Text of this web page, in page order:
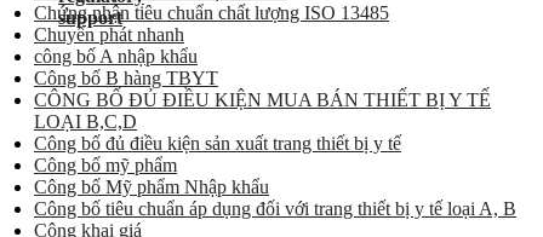
Chứng nhận tiêu chuẩn chất lượng ISO 13485
Chuyển phát nhanh
công bố A nhập khẩu
Công bố B hàng TBYT
CÔNG BỐ ĐỦ ĐIỀU KIỆN MUA BÁN THIẾT BỊ Y TẾ
LOẠI B,C,D
Công bố đủ điều kiện sản xuất trang thiết bị y tế
Công bố mỹ phẩm
Công bố Mỹ phẩm Nhập khẩu
Công bố tiêu chuẩn áp dụng đối với trang thiết bị y tế loại A, B
Công khai giá